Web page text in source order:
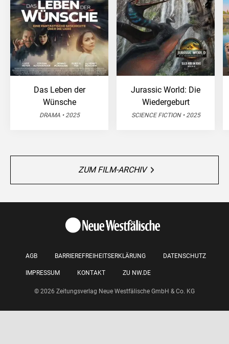
Das Leben der
Wünsche
DRAMA • 2025
Jurassic World: Die
Wiedergeburt
SCIENCE FICTION • 2025
ZUM FILM-ARCHIV
AGB BARRIEREFREIHEITSERKLÄRUNG DATENSCHUTZ
IMPRESSUM KONTAKT ZU NW.DE
© 2026 Zeitungsverlag Neue Westfälische GmbH & Co. KG